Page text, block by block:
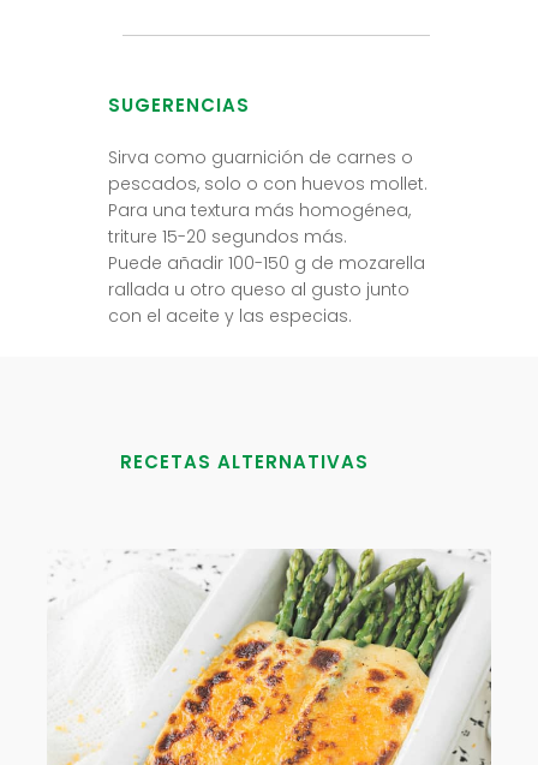
SUGERENCIAS
Sirva como guarnición de carnes o
pescados, solo o con huevos mollet.
Para una textura más homogénea,
triture 15-20 segundos más.
Puede añadir 100-150 g de mozarella
rallada u otro queso al gusto junto
con el aceite y las especias.
RECETAS ALTERNATIVAS